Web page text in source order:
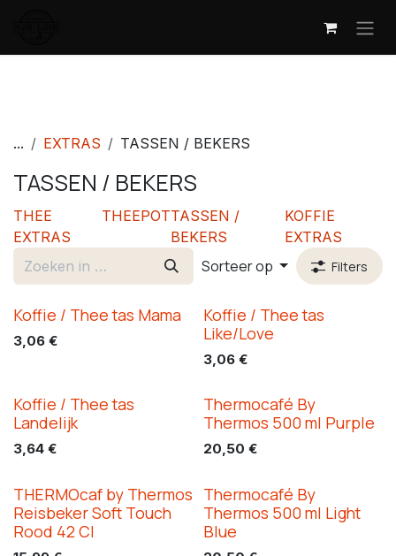
... EXTRAS TASSEN / BEKERS
TASSEN / BEKERS
THEE
EXTRAS
THEEPOTTASSEN /
BEKERS
KOFFIE
EXTRAS
Sorteer op Filters
Koffie / Thee tas Mama
3,06 €
Koffie / Thee tas
Like/Love
3,06€
Koffie / Thee tas
Landelijk
3,64 €
Thermocafé By
Thermos 500 ml Purple
20,50 €
THERMOcaf by Thermos
Reisbeker Soft Touch
Rood 42 Cl
Thermocafé By
Thermos 500 ml Light
Blue